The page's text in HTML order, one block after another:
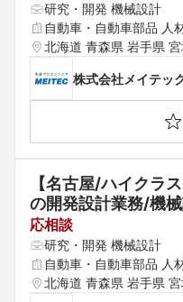
研究・開発 機械設計
自動車・自動車部品 人
北海道 青森県 岩手県
県 岐阜県 三重県 山梨
阪府 京都府 兵庫県 滋
岡山県 広島県 山口県
佐賀県 長崎県 熊本県
株式会社メイテッ
【名古屋/ハイクラ
の開発設計業務/機
応相談
研究・開発 機械設計
自動車・自動車部品 人
北海道 青森県 岩手県